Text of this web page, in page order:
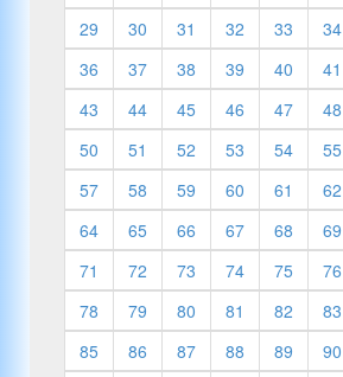
29
30 31 32 33 34
36
37 38 39 40 41
43
44 45 46 47 48
50
51 52 53 54 55
57
58 59 60 61 62
64
65 66 67 68 69
71
72 73 74 75 76
78
79 80 81 82 83
85
86 87 88 89 90